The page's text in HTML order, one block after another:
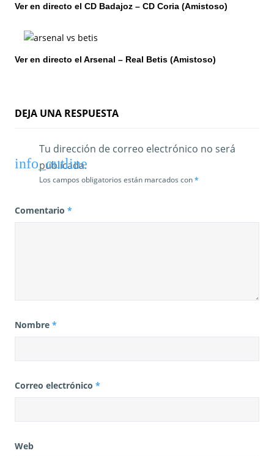
r
d
s
Ver en directo el CD Badajoz – CD Coria (Amistoso)
Ver en directo el Arsenal – Real Betis (Amistoso)
DEJA UNA RESPUESTA
Tu dirección de correo electrónico no será
publicada.
Los campos obligatorios están marcados con*
Comentario *
Nombre *
Correo electrónico *
Web